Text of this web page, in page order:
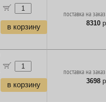
в корзину
поставка на
8310
в корзину
поставка на
3698